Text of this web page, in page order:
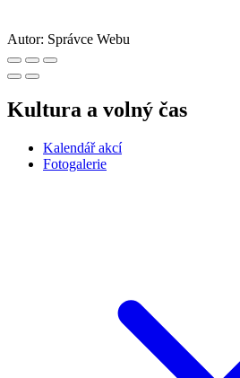
Autor: Správce Webu
Kultura a volný čas
Kalendář akcí
Fotogalerie